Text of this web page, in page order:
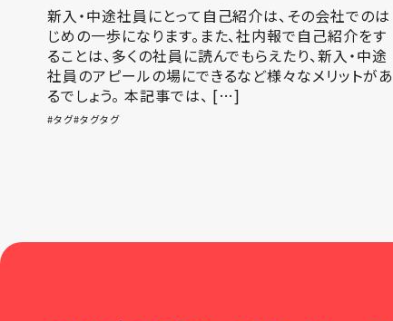
新入・中途社員にとって自己紹介は、その会社でのは
じめの一歩になります。また、社内報で自己紹介をす
ることは、多くの社員に読んでもらえたり、新入・中途
社員のアピールの場にできるなど様々なメリットがあ
るでしょう。 本記事では、 […]
タグ タグタグ